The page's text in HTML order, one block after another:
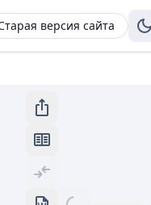
версия сайта